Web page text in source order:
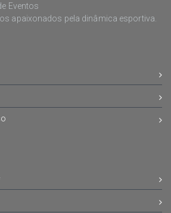
Eventos
apaixonados pela dinâmica esportiva.